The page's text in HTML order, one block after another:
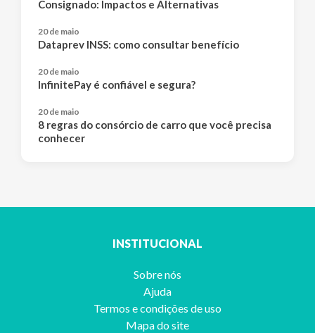
Consignado: Impactos e Alternativas
20 de maio
Dataprev INSS: como consultar benefício
20 de maio
InfinitePay é confiável e segura?
20 de maio
8 regras do consórcio de carro que você precisa
conhecer
INSTITUCIONAL
Sobre nós
Ajuda
Termos e condições de uso
Mapa do site